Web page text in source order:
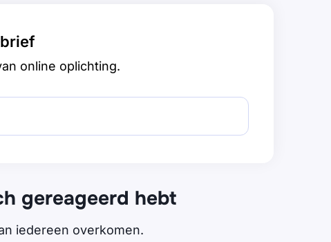
online oplichting.
gereageerd hebt
iedereen overkomen.